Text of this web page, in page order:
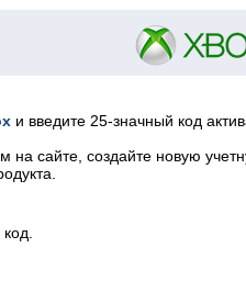
и введите 25-значный код
сайте, создайте новую